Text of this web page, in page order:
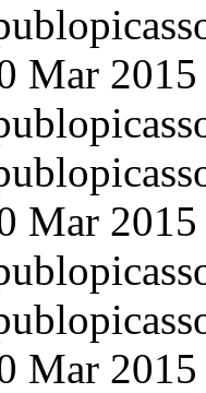
Mar
Mar
Mar